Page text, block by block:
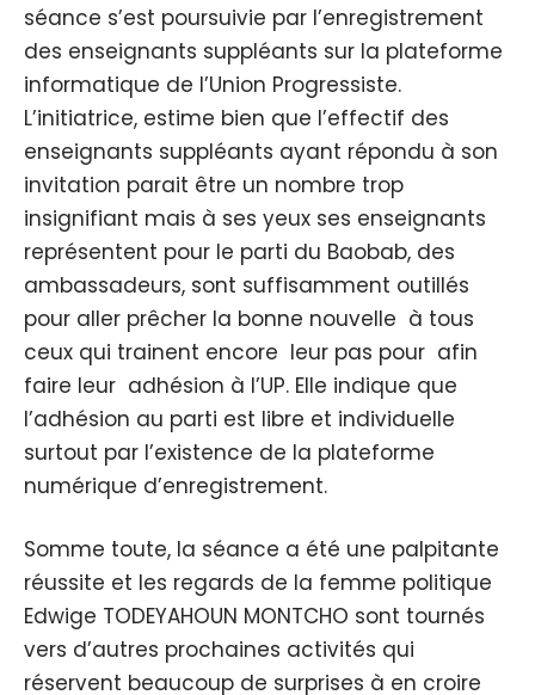
séance s’est poursuivie par l’enregistrement
des enseignants suppléants sur la plateforme
informatique de l’Union Progressiste.
L’initiatrice, estime bien que l’effectif des
enseignants suppléants ayant répondu à son
invitation parait être un nombre trop
insignifiant mais à ses yeux ses enseignants
représentent pour le parti du Baobab, des
ambassadeurs, sont suffisamment outillés
pour aller prêcher la bonne nouvelle à tous
ceux qui trainent encore leur pas pour afin
faire leur adhésion à l’UP. Elle indique que
l’adhésion au parti est libre et individuelle
surtout par l’existence de la plateforme
numérique d’enregistrement.
Somme toute, la séance a été une palpitante
réussite et les regards de la femme politique
Edwige TODEYAHOUN MONTCHO sont tournés
vers d’autres prochaines activités qui
réservent beaucoup de surprises à en croire